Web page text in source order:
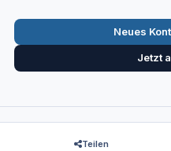
Neues
Jetzt
Teilen